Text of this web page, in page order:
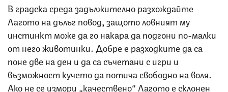
В градска среда задължително разхождайте
Лагото на дълъг повод защото ловният му
инстинкт може да го накара да подгони по-малки
от него животинки. Добре е разходките да са
поне две на ден и да са съчетани с игри и
възможност кучето да потича свободно на воля.
Ако не се измори „качествено“ Лагото е склонен